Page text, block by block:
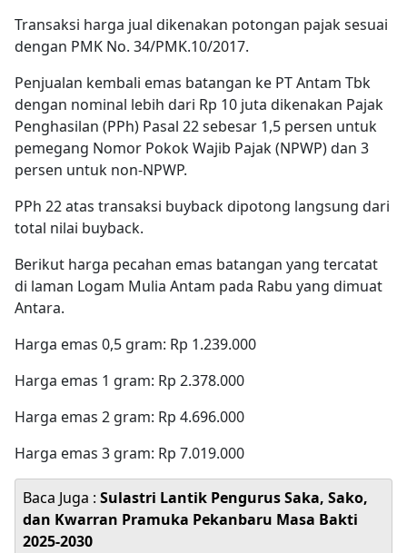
Transaksi harga jual dikenakan potongan pajak sesuai
dengan PMK No. 34/PMK.10/2017.
Penjualan kembali emas batangan ke PT Antam Tbk
dengan nominal lebih dari Rp 10 juta dikenakan Pajak
Penghasilan (PPh) Pasal 22 sebesar 1,5 persen untuk
pemegang Nomor Pokok Wajib Pajak (NPWP) dan 3
persen untuk non-NPWP.
PPh 22 atas transaksi buyback dipotong langsung dari
total nilai buyback.
Berikut harga pecahan emas batangan yang tercatat
di laman Logam Mulia Antam pada Rabu yang dimuat
Antara.
Harga emas 0,5 gram: Rp 1.239.000
Harga emas 1 gram: Rp 2.378.000
Harga emas 2 gram: Rp 4.696.000
Harga emas 3 gram: Rp 7.019.000
Baca Juga : Sulastri Lantik Pengurus Saka, Sako,
dan Kwarran Pramuka Pekanbaru Masa Bakti
2025-2030